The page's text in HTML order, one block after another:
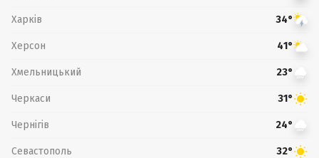
Харків 34°
Херсон 41°
Хмельницький 23°
Черкаси 31°
Чернігів 24°
Севастополь 32°